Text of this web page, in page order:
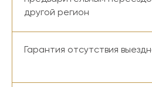
другой регион
Гарантия отсутствия